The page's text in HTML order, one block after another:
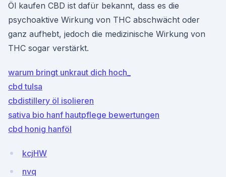
Öl kaufen CBD ist dafür bekannt, dass es die
psychoaktive Wirkung von THC abschwächt oder
ganz aufhebt, jedoch die medizinische Wirkung von
THC sogar verstärkt.
warum bringt unkraut dich hoch_
cbd tulsa
cbdistillery öl isolieren
sativa bio hanf hautpflege bewertungen
cbd honig hanföl
kcjHW
nvq